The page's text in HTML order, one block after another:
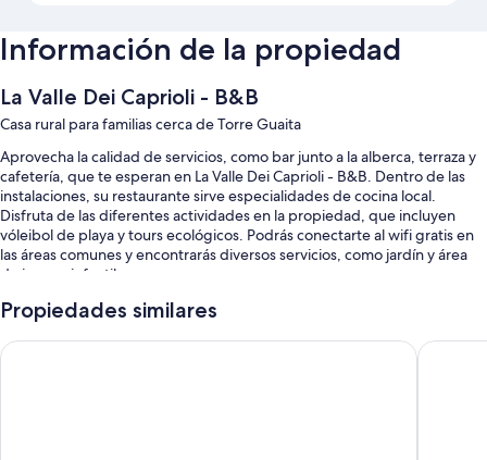
Información de la propiedad
La Valle Dei Caprioli - B&B
Casa rural para familias cerca de Torre Guaita
Aprovecha la calidad de servicios, como bar junto a la alberca, terraza y
cafetería, que te esperan en La Valle Dei Caprioli - B&B. Dentro de las
instalaciones, su restaurante sirve especialidades de cocina local.
Disfruta de las diferentes actividades en la propiedad, que incluyen
vóleibol de playa y tours ecológicos. Podrás conectarte al wifi gratis en
las áreas comunes y encontrarás diversos servicios, como jardín y área
de juegos infantiles.
Estos son algunos más de los servicios en esta casa rural:
Alberca al aire libre por temporada y chapoteadero con camastros y
Propiedades similares
HOTEL BIANCA VELA Hotel